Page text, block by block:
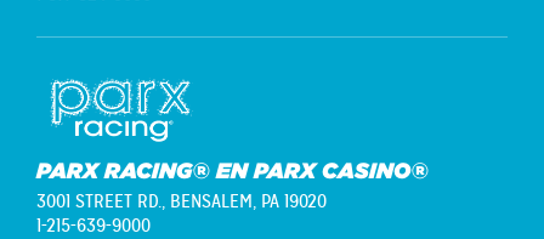
PARX RACING® EN PARX CASINO®
3001 STREET RD., BENSALEM, PA 19020
1-215-639-9000